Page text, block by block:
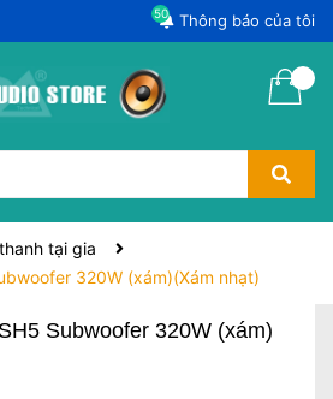
Thông báo của tôi
50
tại gia
320W (xám)(Xám nhạt)
Subwoofer 320W (xám)